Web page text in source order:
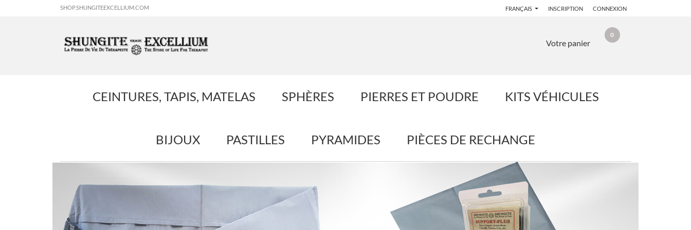
SHOP.SHUNGITEEXCELLIUM.COM FRANÇAIS INSCRIPTION CONNEXION
Votre panier
0
CEINTURES, TAPIS, MATELAS SPHÈRES PIERRES ET POUDRE KITS VÉHICULES
BIJOUX PASTILLES PYRAMIDES PIÈCES DE RECHANGE